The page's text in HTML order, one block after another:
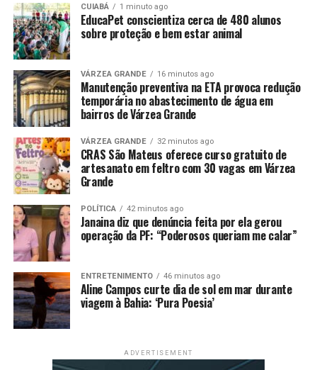
Abono do PIS/Pasep
O texto aprovado altera o abono salarial do Programa
PIS/Pasep, de até um salário mínimo, pago a
trabalhadores que ganharam até dois salários mínimos
mensais no ano anterior. As regras atuais determinam
que a correção anual seja feita pela variação do Índice
Nacional de Preços ao Consumidor (INPC) mais ganho
real do Produto Interno Bruto (PIB) de dois anos antes.
Ou seja, a mesma regra para o reajuste do salário
mínimo.
A mudança aprovada determina que o valor do abono do
PIS/Pasep será corrigido apenas pelo INPC a partir de
2026. O salário será pago ao trabalhador que tiver
recebido dois salários mínimos do ano-base, que será
2023, o que equivale a R$ 2.640. O salário de acesso será
reduzido até chegar a um salário mínimo e meio, o que,
na previsão do governo, deve ocorrer em 2035.
CUIABÁ 1 minuto ago
EducaPet conscientiza cerca de 480 alunos
sobre proteção e bem estar animal
VÁRZEA GRANDE 16 minutos ago
Manutenção preventiva na ETA provoca redução
temporária no abastecimento de água em
bairros de Várzea Grande
VÁRZEA GRANDE 32 minutos ago
CRAS São Mateus oferece curso gratuito de
artesanato em feltro com 30 vagas em Várzea
Grande
POLÍTICA 42 minutos ago
Janaina diz que denúncia feita por ela gerou
operação da PF: “Poderosos queriam me calar”
ENTRETENIMENTO 46 minutos ago
Aline Campos curte dia de sol em mar durante
viagem à Bahia: ‘Pura Poesia’
ADVERTISEMENT